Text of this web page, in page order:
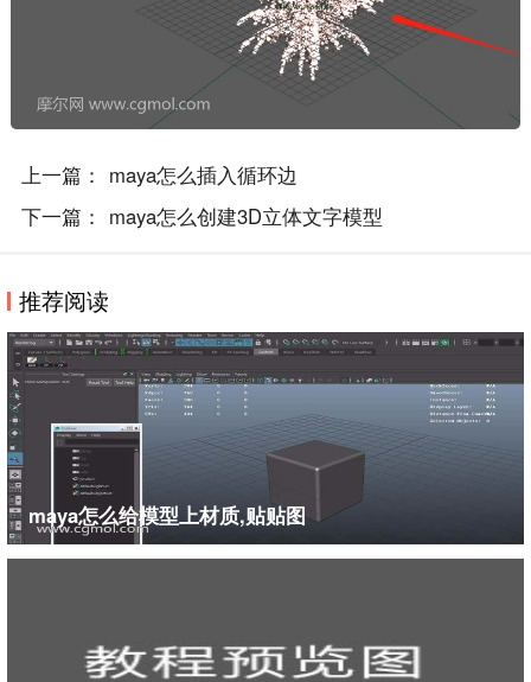
上一篇： maya怎么插入循环边
下一篇： maya怎么创建3D立体文字模型
推荐阅读
maya怎么给模型上材质,贴贴图